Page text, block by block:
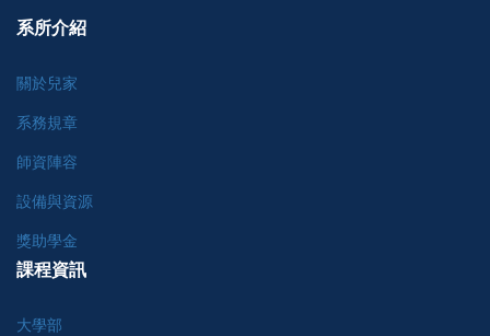
系所介紹
關於兒家
系務規章
師資陣容
設備與資源
獎助學金
課程資訊
大學部